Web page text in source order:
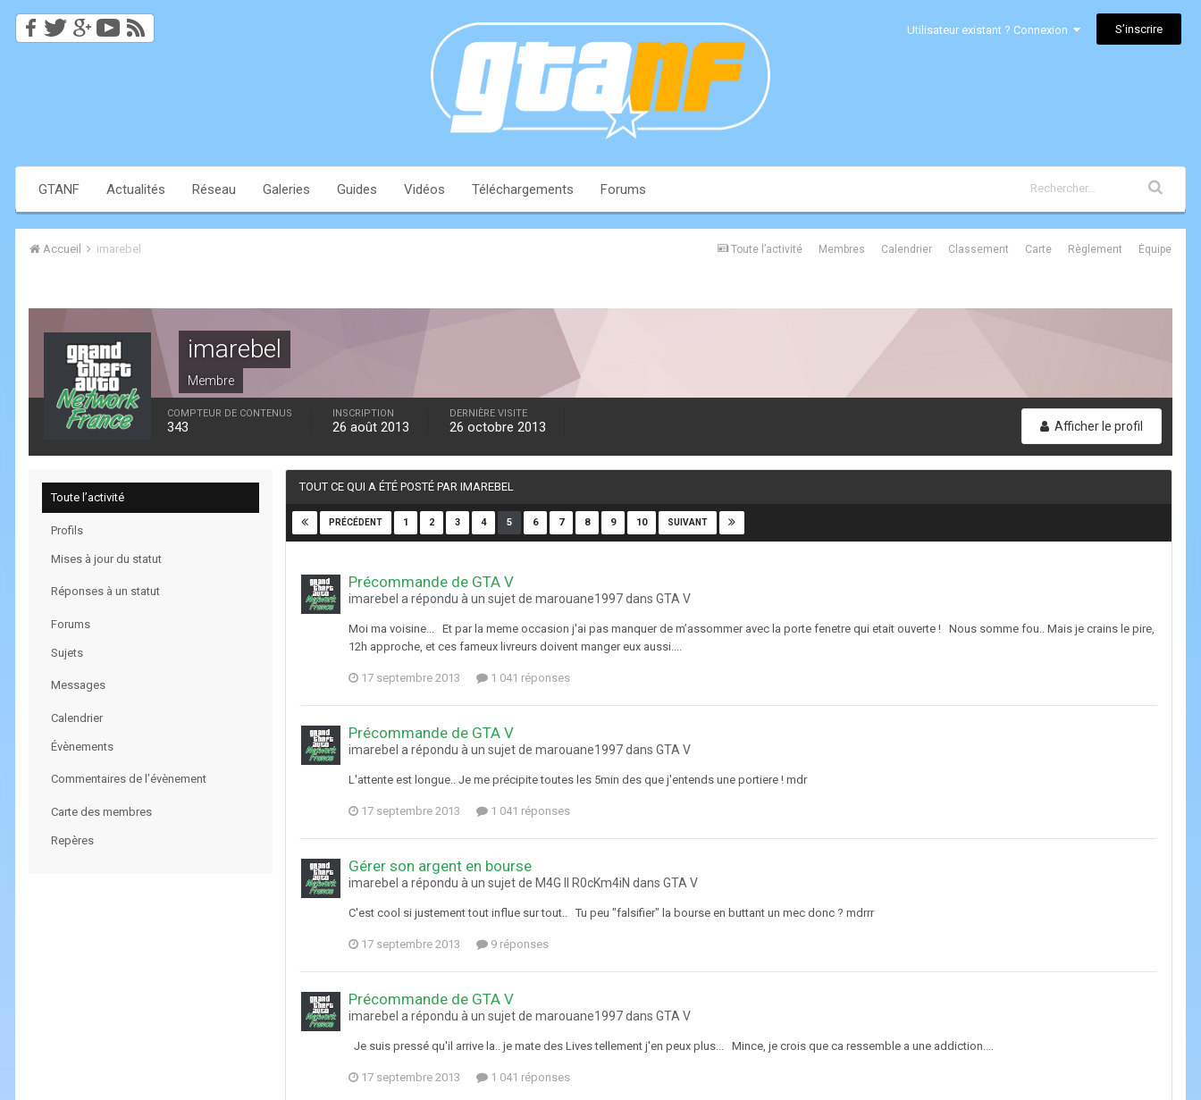
Utilisateur existant ? Connexion S’inscrire
GTANF Actualités Réseau Galeries Guides Vidéos Téléchargements Forums
Toute l’activité Membres Calendrier Classement Carte Règlement Équipe
Accueil imarebel
imarebel
Membre
Afficher le profil
COMPTEUR DE CONTENUS
343
INSCRIPTION
26 août 2013
DERNIÈRE VISITE
26 octobre 2013
Toute l’activité
Profils
Mises à jour du statut
Réponses à un statut
Forums
Sujets
Messages
Calendrier
Évènements
Commentaires de l’évènement
Carte des membres
Repères
TOUT CE QUI A ÉTÉ POSTÉ PAR IMAREBEL
PRÉCÉDENT 1 2 3 4 5 6 7 8 9 10 SUIVANT
Précommande de GTA V
imarebel a répondu à un sujet de marouane1997 dans GTA V
Moi ma voisine... Et par la meme occasion j'ai pas manquer de m’assommer avec la porte fenetre qui etait ouverte ! Nous somme fou.. Mais je crains le pire,
12h approche, et ces fameux livreurs doivent manger eux aussi....
17 septembre 2013 1 041 réponses
Précommande de GTA V
imarebel a répondu à un sujet de marouane1997 dans GTA V
L'attente est longue.. Je me précipite toutes les 5min des que j'entends une portiere ! mdr
17 septembre 2013 1 041 réponses
Gérer son argent en bourse
imarebel a répondu à un sujet de M4G II R0cKm4iN dans GTA V
C'est cool si justement tout influe sur tout.. Tu peu "falsifier" la bourse en buttant un mec donc ? mdrrr
17 septembre 2013 9 réponses
Précommande de GTA V
imarebel a répondu à un sujet de marouane1997 dans GTA V
Je suis pressé qu'il arrive la.. je mate des Lives tellement j'en peux plus... Mince, je crois que ca ressemble a une addiction....
17 septembre 2013 1 041 réponses